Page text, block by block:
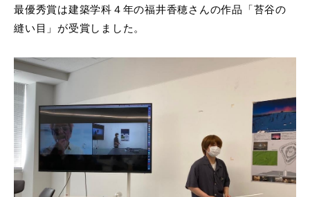
最優秀賞は建築学科４年の福井香穂さんの作品「苔谷の
縫い目」が受賞しました。